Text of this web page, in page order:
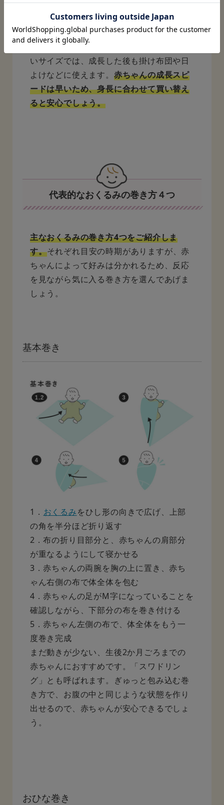
一枚布タイプはサイズもさまざまで、大き
いサイズでは、成長した後も掛け布団や日
よけなどに使えます。 赤ちゃんの成長スピ
ードは早いため、身長に合わせて買い替え
ると安心でしょう。
代表的なおくるみの巻き方４つ
主なおくるみの巻き方4つをご紹介しま
す。それぞれ目安の時期がありますが、赤
ちゃんによって好みは分かれるため、反応
を見ながら気に入る巻き方を選んであげま
しょう。
基本巻き
1． おくるみをひし形の向きで広げ、上部
の角を半分ほど折り返す
2．布の折り目部分と、赤ちゃんの肩部分
が重なるようにして寝かせる
3．赤ちゃんの両腕を胸の上に置き、赤ち
ゃん右側の布で体全体を包む
4．赤ちゃんの足がM字になっていることを
確認しながら、下部分の布を巻き付ける
5．赤ちゃん左側の布で、体全体をもう一
度巻き完成
まだ動きが少ない、生後2か月ごろまでの
赤ちゃんにおすすめです。「スワドリン
グ」とも呼ばれます。ぎゅっと包み込む巻
き方で、お腹の中と同じような状態を作り
出せるので、赤ちゃんが安心できるでしょ
う。
おひな巻き